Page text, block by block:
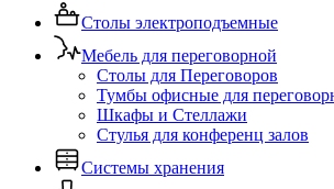
Столы электроподъемные
Мебель для переговорной
Столы для Переговоров
Тумбы офисные для
Шкафы и Стеллажи
Стулья для конференц залов
Системы хранения